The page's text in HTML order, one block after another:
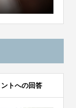
ントへの回答